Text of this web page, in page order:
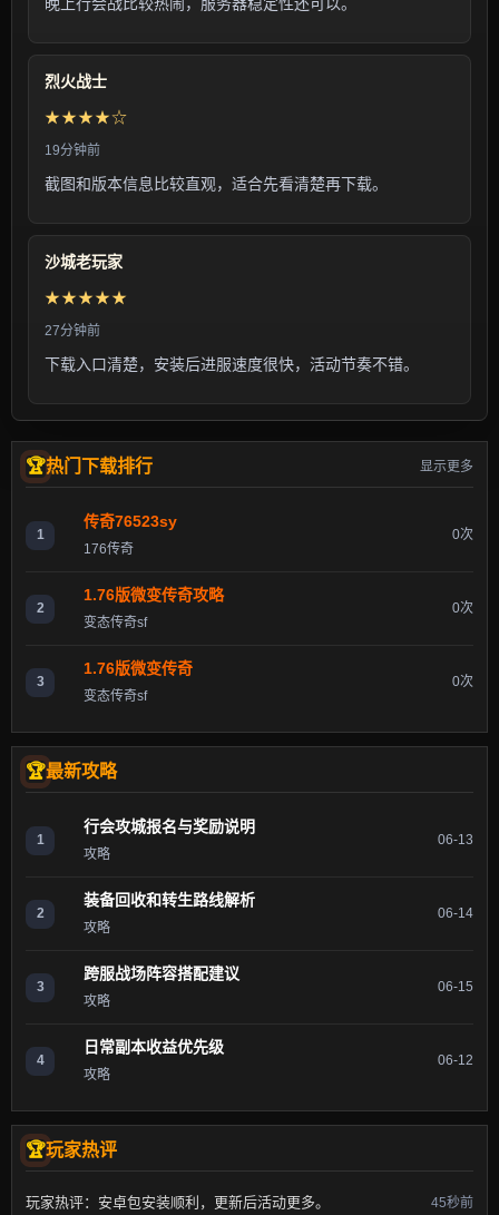
烈火战士
★★★★☆
19分钟前
截图和版本信息比较直观，适合先看清楚再下载。
沙城老玩家
★★★★★
27分钟前
下载入口清楚，安装后进服速度很快，活动节奏不错。
热门下载排行 显示更多
1
传奇76523sy
176传奇
0次
2
1.76版微变传奇攻略
变态传奇sf
0次
3
1.76版微变传奇
变态传奇sf
0次
最新攻略
1
行会攻城报名与奖励说明
攻略
06-13
2
装备回收和转生路线解析
攻略
06-14
3
跨服战场阵容搭配建议
攻略
06-15
4
日常副本收益优先级
攻略
06-12
玩家热评
玩家热评：安卓包安装顺利，更新后活动更多。 45秒前